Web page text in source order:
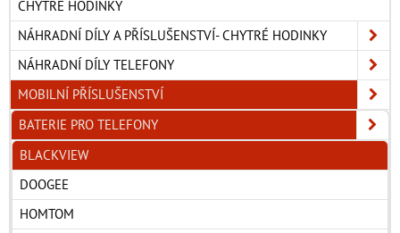
CHYTRÉ HODINKY
NÁHRADNÍ DÍLY A PŘÍSLUŠENSTVÍ- CHYTRÉ HODINKY
NÁHRADNÍ DÍLY TELEFONY
MOBILNÍ PŘÍSLUŠENSTVÍ
BATERIE PRO TELEFONY
BLACKVIEW
DOOGEE
HOMTOM